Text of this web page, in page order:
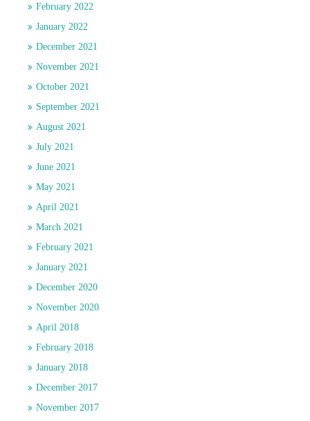
February 2022
January 2022
December 2021
November 2021
October 2021
September 2021
August 2021
July 2021
June 2021
May 2021
April 2021
March 2021
February 2021
January 2021
December 2020
November 2020
April 2018
February 2018
January 2018
December 2017
November 2017